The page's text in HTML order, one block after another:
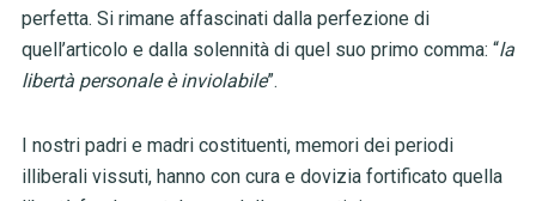
perfetta. Si rimane affascinati dalla perfezione di
quell’articolo e dalla solennità di quel suo primo comma: “la
libertà personale è inviolabile”.
I nostri padri e madri costituenti, memori dei periodi
illiberali vissuti, hanno con cura e dovizia fortificato quella